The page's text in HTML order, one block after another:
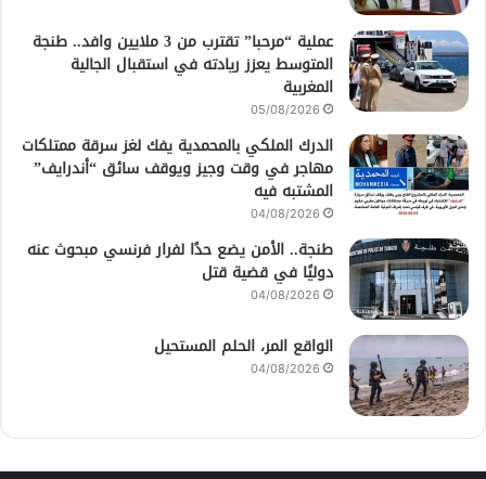
عملية “مرحبا” تقترب من 3 ملايين وافد.. طنجة
المتوسط يعزز ريادته في استقبال الجالية
المغربية
05/08/2026
الدرك الملكي بالمحمدية يفك لغز سرقة ممتلكات
مهاجر في وقت وجيز ويوقف سائق “أندرايف”
المشتبه فيه
04/08/2026
طنجة.. الأمن يضع حدًا لفرار فرنسي مبحوث عنه
دوليًا في قضية قتل
04/08/2026
الواقع المر، الحلم المستحيل
04/08/2026